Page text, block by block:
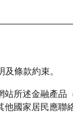
條款約束。
站所述金融產品
國家居民應聯